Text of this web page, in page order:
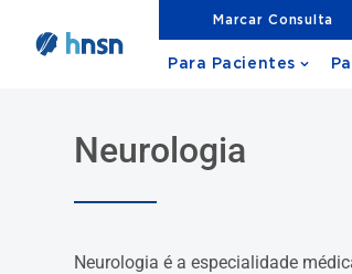
Marcar Consulta
Para Pacientes
Neurologia
Neurologia é a especialidade